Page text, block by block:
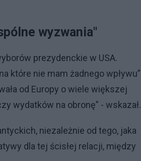
wyzwania"
prezydenckie w USA.
które nie mam żadnego wpływu”
od Europy o wiele większej
wydatków na obronę” - wskazał.
niezależnie od tego, jaka
dla tej ścisłej relacji, między